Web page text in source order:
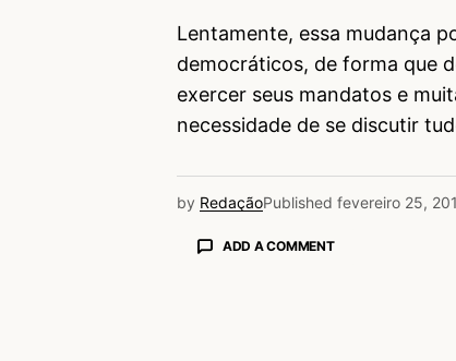
Lentamente, essa mudança
democráticos, de forma que
exercer seus mandatos e
necessidade de se discutir
by RedaçãoPublished fevereiro 25,
ADD A COMMENT